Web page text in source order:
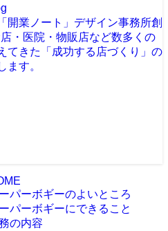
開業ノート」 デザイン事務所創
・医院・物販店など数多くの
てきた「成功する店づくり」の
ます。
パーボギーのよいところ
パーボギーにできること
の内容